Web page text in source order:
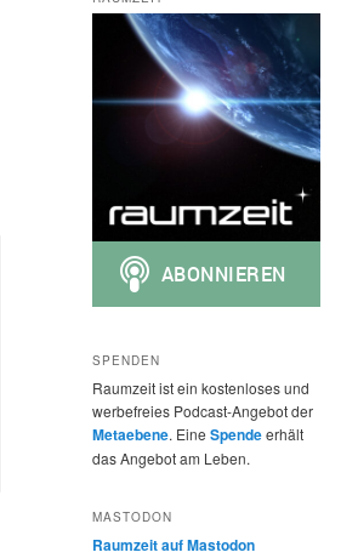
SPENDEN
Raumzeit ist ein kostenloses und
werbefreies Podcast-Angebot der
Metaebene. Eine Spendeerhält
das Angebot am Leben.
MASTODON
Raumzeit auf Mastodon